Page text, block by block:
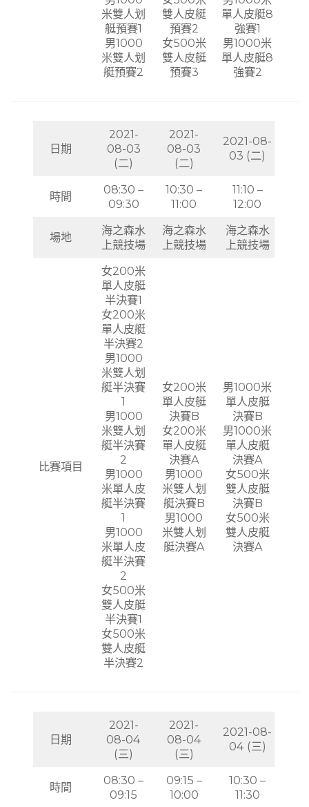
米雙人划
艇預賽1
男1000
米雙人划
艇預賽2
雙人皮艇
預賽2
女500米
雙人皮艇
預賽3
單人皮艇8
強賽1
男1000米
單人皮艇8
強賽2
日期
2021-
08-03
(二)
2021-
08-03
(二)
2021-08-
03 (二)
時間
08:30 –
09:30
10:30 –
11:00
11:10 –
12:00
場地
海之森水
上競技場
海之森水
上競技場
海之森水
上競技場
比賽項目
女200米
單人皮艇
半決賽1
女200米
單人皮艇
半決賽2
男1000
米雙人划
艇半決賽
1
男1000
米雙人划
艇半決賽
2
男1000
米單人皮
艇半決賽
1
男1000
米單人皮
艇半決賽
2
女500米
雙人皮艇
半決賽1
女500米
雙人皮艇
半決賽2
女200米
單人皮艇
決賽B
女200米
單人皮艇
決賽A
男1000
米雙人划
艇決賽B
男1000
米雙人划
艇決賽A
男1000米
單人皮艇
決賽B
男1000米
單人皮艇
決賽A
女500米
雙人皮艇
決賽B
女500米
雙人皮艇
決賽A
日期
2021-
08-04
(三)
2021-
08-04
(三)
2021-08-
04 (三)
時間
08:30 –
09:15
09:15 –
10:00
10:30 –
11:30